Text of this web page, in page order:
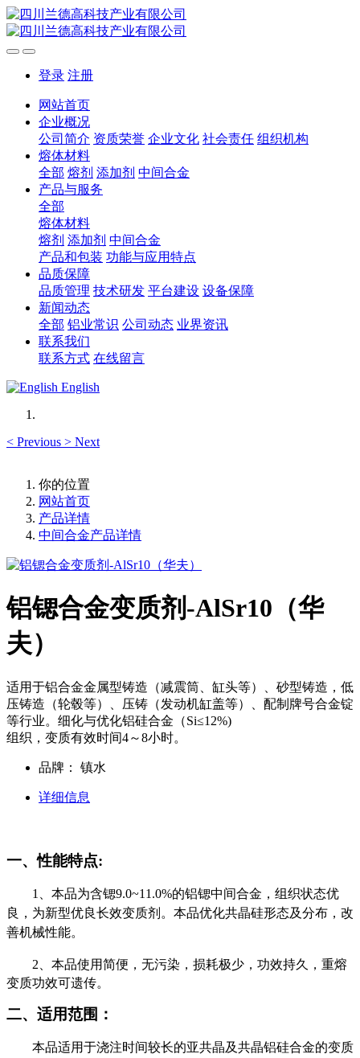
登录 注册
网站首页
企业概况
公司简介 资质荣誉 企业文化 社会责任 组织机构
熔体材料
全部 熔剂 添加剂 中间合金
产品与服务
全部
熔体材料
熔剂 添加剂 中间合金
产品和包装 功能与应用特点
品质保障
品质管理 技术研发 平台建设 设备保障
新闻动态
全部 铝业常识 公司动态 业界资讯
联系我们
联系方式 在线留言
English
< Previous > Next
你的位置
网站首页
产品详情
中间合金产品详情
铝锶合金变质剂-AlSr10（华
夫）
适用于铝合金金属型铸造（减震筒、缸头等）、砂型铸造，低
压铸造（轮毂等）、压铸（发动机缸盖等）、配制牌号合金锭
等行业。细化与优化铝硅合金（Si≤12%)
组织，变质有效时间4～8小时。
品牌： 镇水
详细信息
一、性能特点:
1、本品为含锶9.0~11.0%的铝锶中间合金，组织状态优
良，为新型优良长效变质剂。本品优化共晶硅形态及分布，改
善机械性能。
2 、本品使用简便，无污染，损耗极少，功效持久，重熔
变质功效可遗传。
二、适用范围：
本品适用于浇注时间较长的亚共晶及共晶铝硅合金的变质